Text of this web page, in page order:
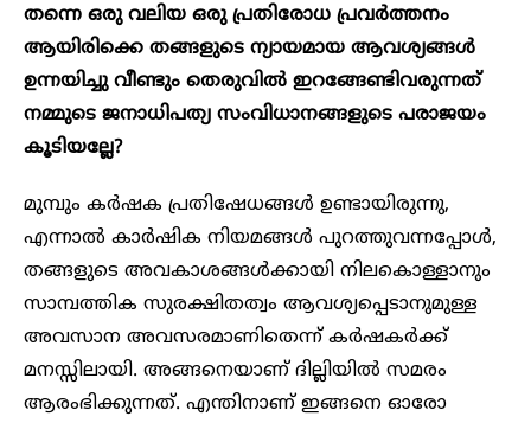
തന്നെ ഒരു വലിയ ഒരു പ്രതിരോധ പ്രവർത്തനം
ആയിരിക്കെ തങ്ങളുടെ ന്യായമായ ആവശ്യങ്ങൾ
ഉന്നയിച്ചു വീണ്ടും തെരുവിൽ ഇറങ്ങേണ്ടിവരുന്നത്
നമ്മുടെ ജനാധിപത്യ സംവിധാനങ്ങളുടെ പരാജയം
കൂടിയല്ലേ?
മുമ്പും കർഷക പ്രതിഷേധങ്ങൾ ഉണ്ടായിരുന്നു,
എന്നാൽ കാർഷിക നിയമങ്ങൾ പുറത്തുവന്നപ്പോൾ,
തങ്ങളുടെ അവകാശങ്ങൾക്കായി നിലകൊള്ളാനും
സാമ്പത്തിക സുരക്ഷിതത്വം ആവശ്യപ്പെടാനുമുള്ള
അവസാന അവസരമാണിതെന്ന് കർഷകർക്ക്
മനസ്സിലായി. അങ്ങനെയാണ് ദില്ലിയിൽ സമരം
ആരംഭിക്കുന്നത്. എന്തിനാണ് ഇങ്ങനെ ഓരോ